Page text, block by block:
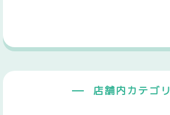
店舗内カテゴリ